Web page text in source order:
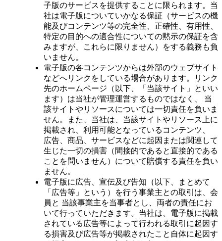
子版のサービスを提供することに限られます。当
社は電子版についていかなる保証（サービスの機
能及びコンテンツ等の完全性、正確性、有用性、
特定の目的への適合性についての黙示の保証を含
みますが、これらに限りません）をする義務も負
いません。
電子版の各コンテンツからは外部のウェブサイト
などへリンクをしている場合があります。リンク
先のホームページ（以下、「当該サイト」といい
ます）は当社が管理運営するものではなく、 当
該サイトやリソースについては一切責任を負いま
せん。また、当社は、当該サイトやリソース上に
掲載され、利用可能となっているコンテンツ、
広告、商品、サービスなどに起因または関連して
生じた一切の損害（間接的であると直接的である
ことを問いません）について賠償する責任を負い
ません。
電子版に広告、宣伝及び告知（以下、まとめて
「広告等」という）を行う事業主との取引は、会
員と 当該事業主を当事者とし、両者の責任にお
いて行っていただきます。当社は、電子版に掲載
されている広告等によって行われる取引に起因す
る損害及び広告等が掲載されたこと自体に起因す